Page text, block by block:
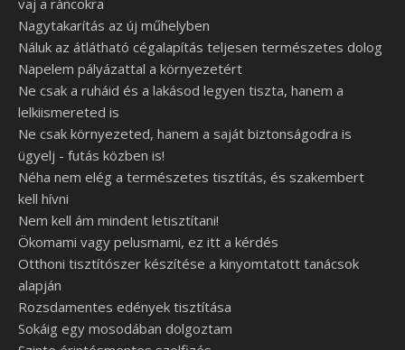
vaj a ráncokra
Nagytakarítás az új műhelyben
Náluk az átlátható cégalapítás teljesen természetes dolog
Napelem pályázattal a környezetért
Ne csak a ruháid és a lakásod legyen tiszta, hanem a
lelkiismereted is
Ne csak környezeted, hanem a saját biztonságodra is
ügyelj - futás közben is!
Néha nem elég a természetes tisztítás, és szakembert
kell hívni
Nem kell ám mindent letisztítani!
Ökomami vagy pelusmami, ez itt a kérdés
Otthoni tisztítószer készítése a kinyomtatott tanácsok
alapján
Rozsdamentes edények tisztítása
Sokáig egy mosodában dolgoztam